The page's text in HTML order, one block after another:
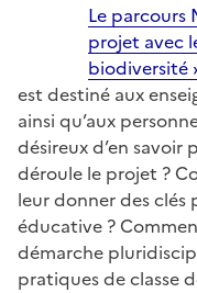
ImageLe parcours
projet avec
biodiversité
est destiné aux
ainsi qu’aux
désireux d’en savoir
déroule le projet ?
leur donner des clés
éducative ?
démarche
pratiques de classe